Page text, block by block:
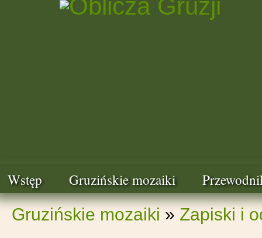
Wstęp Gruzińskie mozaiki
Gruzińskie mozaiki » Zapiski i